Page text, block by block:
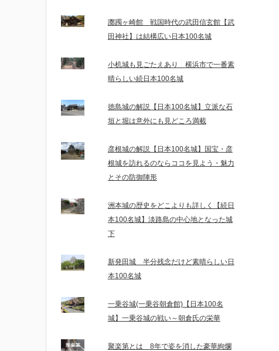
躑躅ヶ崎館 戦国時代の武田信玄館【武
田神社】は結構広い日本100名城
小机城も見ごたえあり 横浜市で一番素
晴らしい続日本100名城
徳島城の解説【日本100名城】立派な石
垣と堀は意外にも見どころ満載
彦根城の解説【日本100名城】国宝・彦
根城を訪れるのならココを見よう・魅力
とその防御陣形
洲本城の歴史をどこよりも詳しく【続日
本100名城】淡路島の中心地となった城
下
新発田城 半分残念だけど素晴らしい日
本100名城
一乗谷城(一乗谷朝倉館)【日本100名
城】一乗谷城の戦い～朝倉氏の栄華
聚楽第とは 8年で姿を消した豪華絢爛